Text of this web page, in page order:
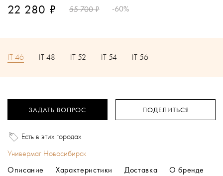
22 280 ₽ 55 700₽ -60%
IT 46 IT 48 IT 52 IT 54 IT 56
ЗАДАТЬ ВОПРОС ПОДЕЛИТЬСЯ
Есть в этих городах
Универмаг Новосибирск
Описание
Характеристики Доставка О бренде